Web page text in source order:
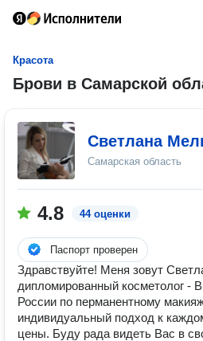
Красота
Брови в Самарской
Светлана
Самарская область
4.8 44 оценки
Паспорт проверен
Здравствуйте! Меня зовут
дипломированный косметолог -
России по перманентному
индивидуальный подход к
цены. Буду рада видеть Вас в